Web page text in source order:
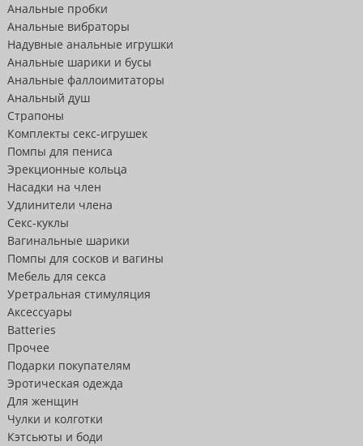
Анальные пробки
Анальные вибраторы
Надувные анальные игрушки
Анальные шарики и бусы
Анальные фаллоимитаторы
Анальный душ
Страпоны
Комплекты секс-игрушек
Помпы для пениса
Эрекционные кольца
Насадки на член
Удлинители члена
Секс-куклы
Вагинальные шарики
Помпы для сосков и вагины
Мебель для секса
Уретральная стимуляция
Аксессуары
Batteries
Прочее
Подарки покупателям
Эротическая одежда
Для женщин
Чулки и колготки
Кэтсьюты и боди